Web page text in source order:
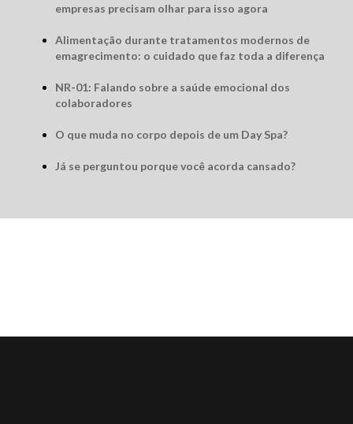
empresas precisam olhar para isso agora
Alimentação durante tratamentos modernos de
emagrecimento: o cuidado que faz toda a diferença
NR-01: Falando sobre a saúde emocional dos
colaboradores
O que muda no corpo depois de um Day Spa?
Já se perguntou porque você acorda cansado?